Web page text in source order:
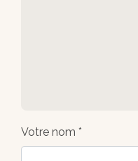
Votre nom *